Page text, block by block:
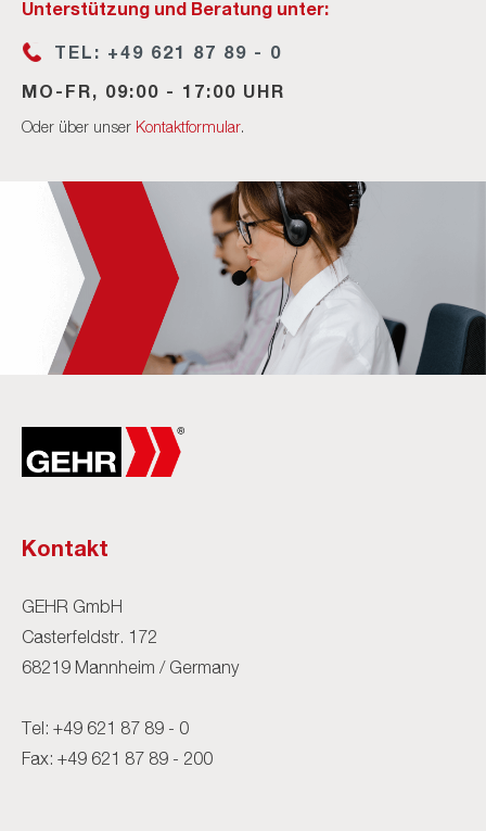
Unterstützung und Beratung unter:
TEL: +49 621 87 89 - 0
MO-FR, 09:00 - 17:00 UHR
Oder über unser Kontaktformular.
Kontakt
GEHR GmbH
Casterfeldstr. 172
68219 Mannheim / Germany
Tel: +49 621 87 89 - 0
Fax: +49 621 87 89 - 200